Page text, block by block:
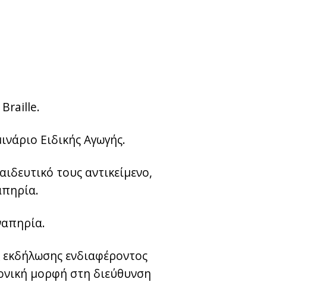
Ειδικής Αγωγής.
τους αντικείμενο,
ενδιαφέροντος
μορφή στη διεύθυνση